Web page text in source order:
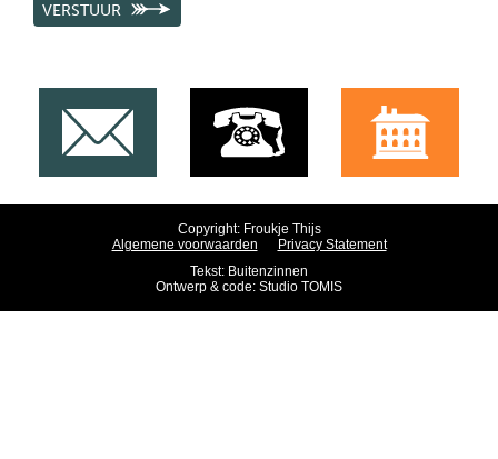
VERSTUUR
Copyright: Froukje Thijs
Algemene voorwaarden
Privacy Statement
Tekst: Buitenzinnen
Ontwerp & code: Studio TOMIS